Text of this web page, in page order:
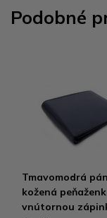
Podobné
Tmavomodrá
kožená
vnútornou